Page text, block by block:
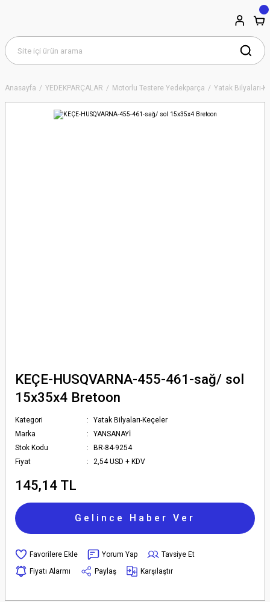
Anasayfa YEDEKPARÇALAR Motorlu Testere Yedekparça Yatak Bilyaları-
KEÇE-HUSQVARNA-455-461-sağ/ sol
15x35x4 Bretoon
Kategori
Yatak Bilyaları-Keçeler
Marka
YANSANAYİ
Stok Kodu
BR-84-9254
Fiyat
2,54 USD + KDV
145,14 TL
Gelince Haber Ver
Yorum Yap
Tavsiye Et
Fiyatı Alarmı
Paylaş Karşılaştır